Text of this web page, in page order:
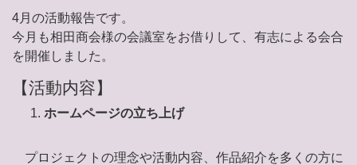
4月の活動報告です。
今月も相田商会様の会議室をお借りして、有志による会合
を開催しました。
【活動内容】
ホームページの立ち上げ
プロジェクトの理念や活動内容、作品紹介を多くの方に